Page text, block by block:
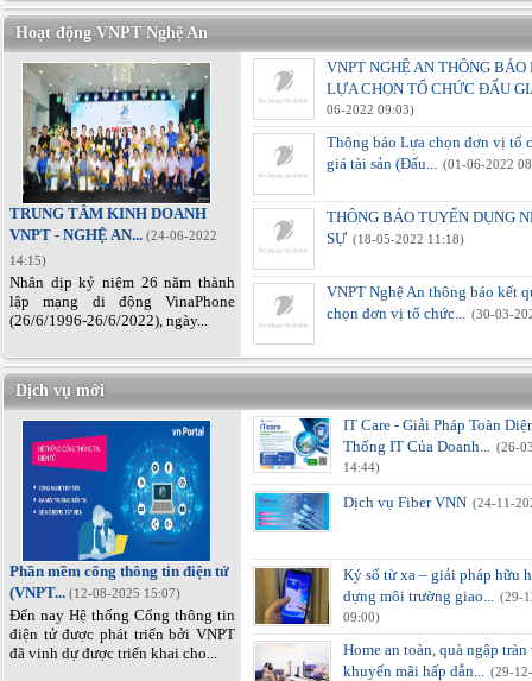
Hoạt động VNPT Nghệ An
TRUNG TÂM KINH DOANH
VNPT - NGHỆ AN... (24-06-2022
14:15)
Nhân dịp kỷ niệm 26 năm thành
lập mạng di động VinaPhone
(26/6/1996-26/6/2022), ngày...
VNPT NGHỆ AN THÔNG BÁO
LỰA CHỌN TỔ CHỨC ĐẤU
06-2022 09:03)
Thông báo Lựa chọn đơn vị tổ
giá tài sản (Đấu... (01-06-2022
THÔNG BÁO TUYỂN DỤNG
SỰ (18-05-2022 11:18)
VNPT Nghệ An thông báo kết
chọn đơn vị tổ chức... (30-03-
Dịch vụ mới
Phần mềm cổng thông tin điện tử
(VNPT... (12-08-2025 15:07)
Đến nay Hệ thống Cổng thông tin
điện tử được phát triển bởi VNPT
đã vinh dự được triển khai cho...
IT Care - Giải Pháp Toàn
Thống IT Của Doanh... (26-
14:44)
Dịch vụ Fiber VNN (24-11-
Ký số từ xa – giải pháp hữu
dựng môi trường giao... (29-
09:00)
Home an toàn, quà ngập
khuyến mãi hấp dẫn... (29-